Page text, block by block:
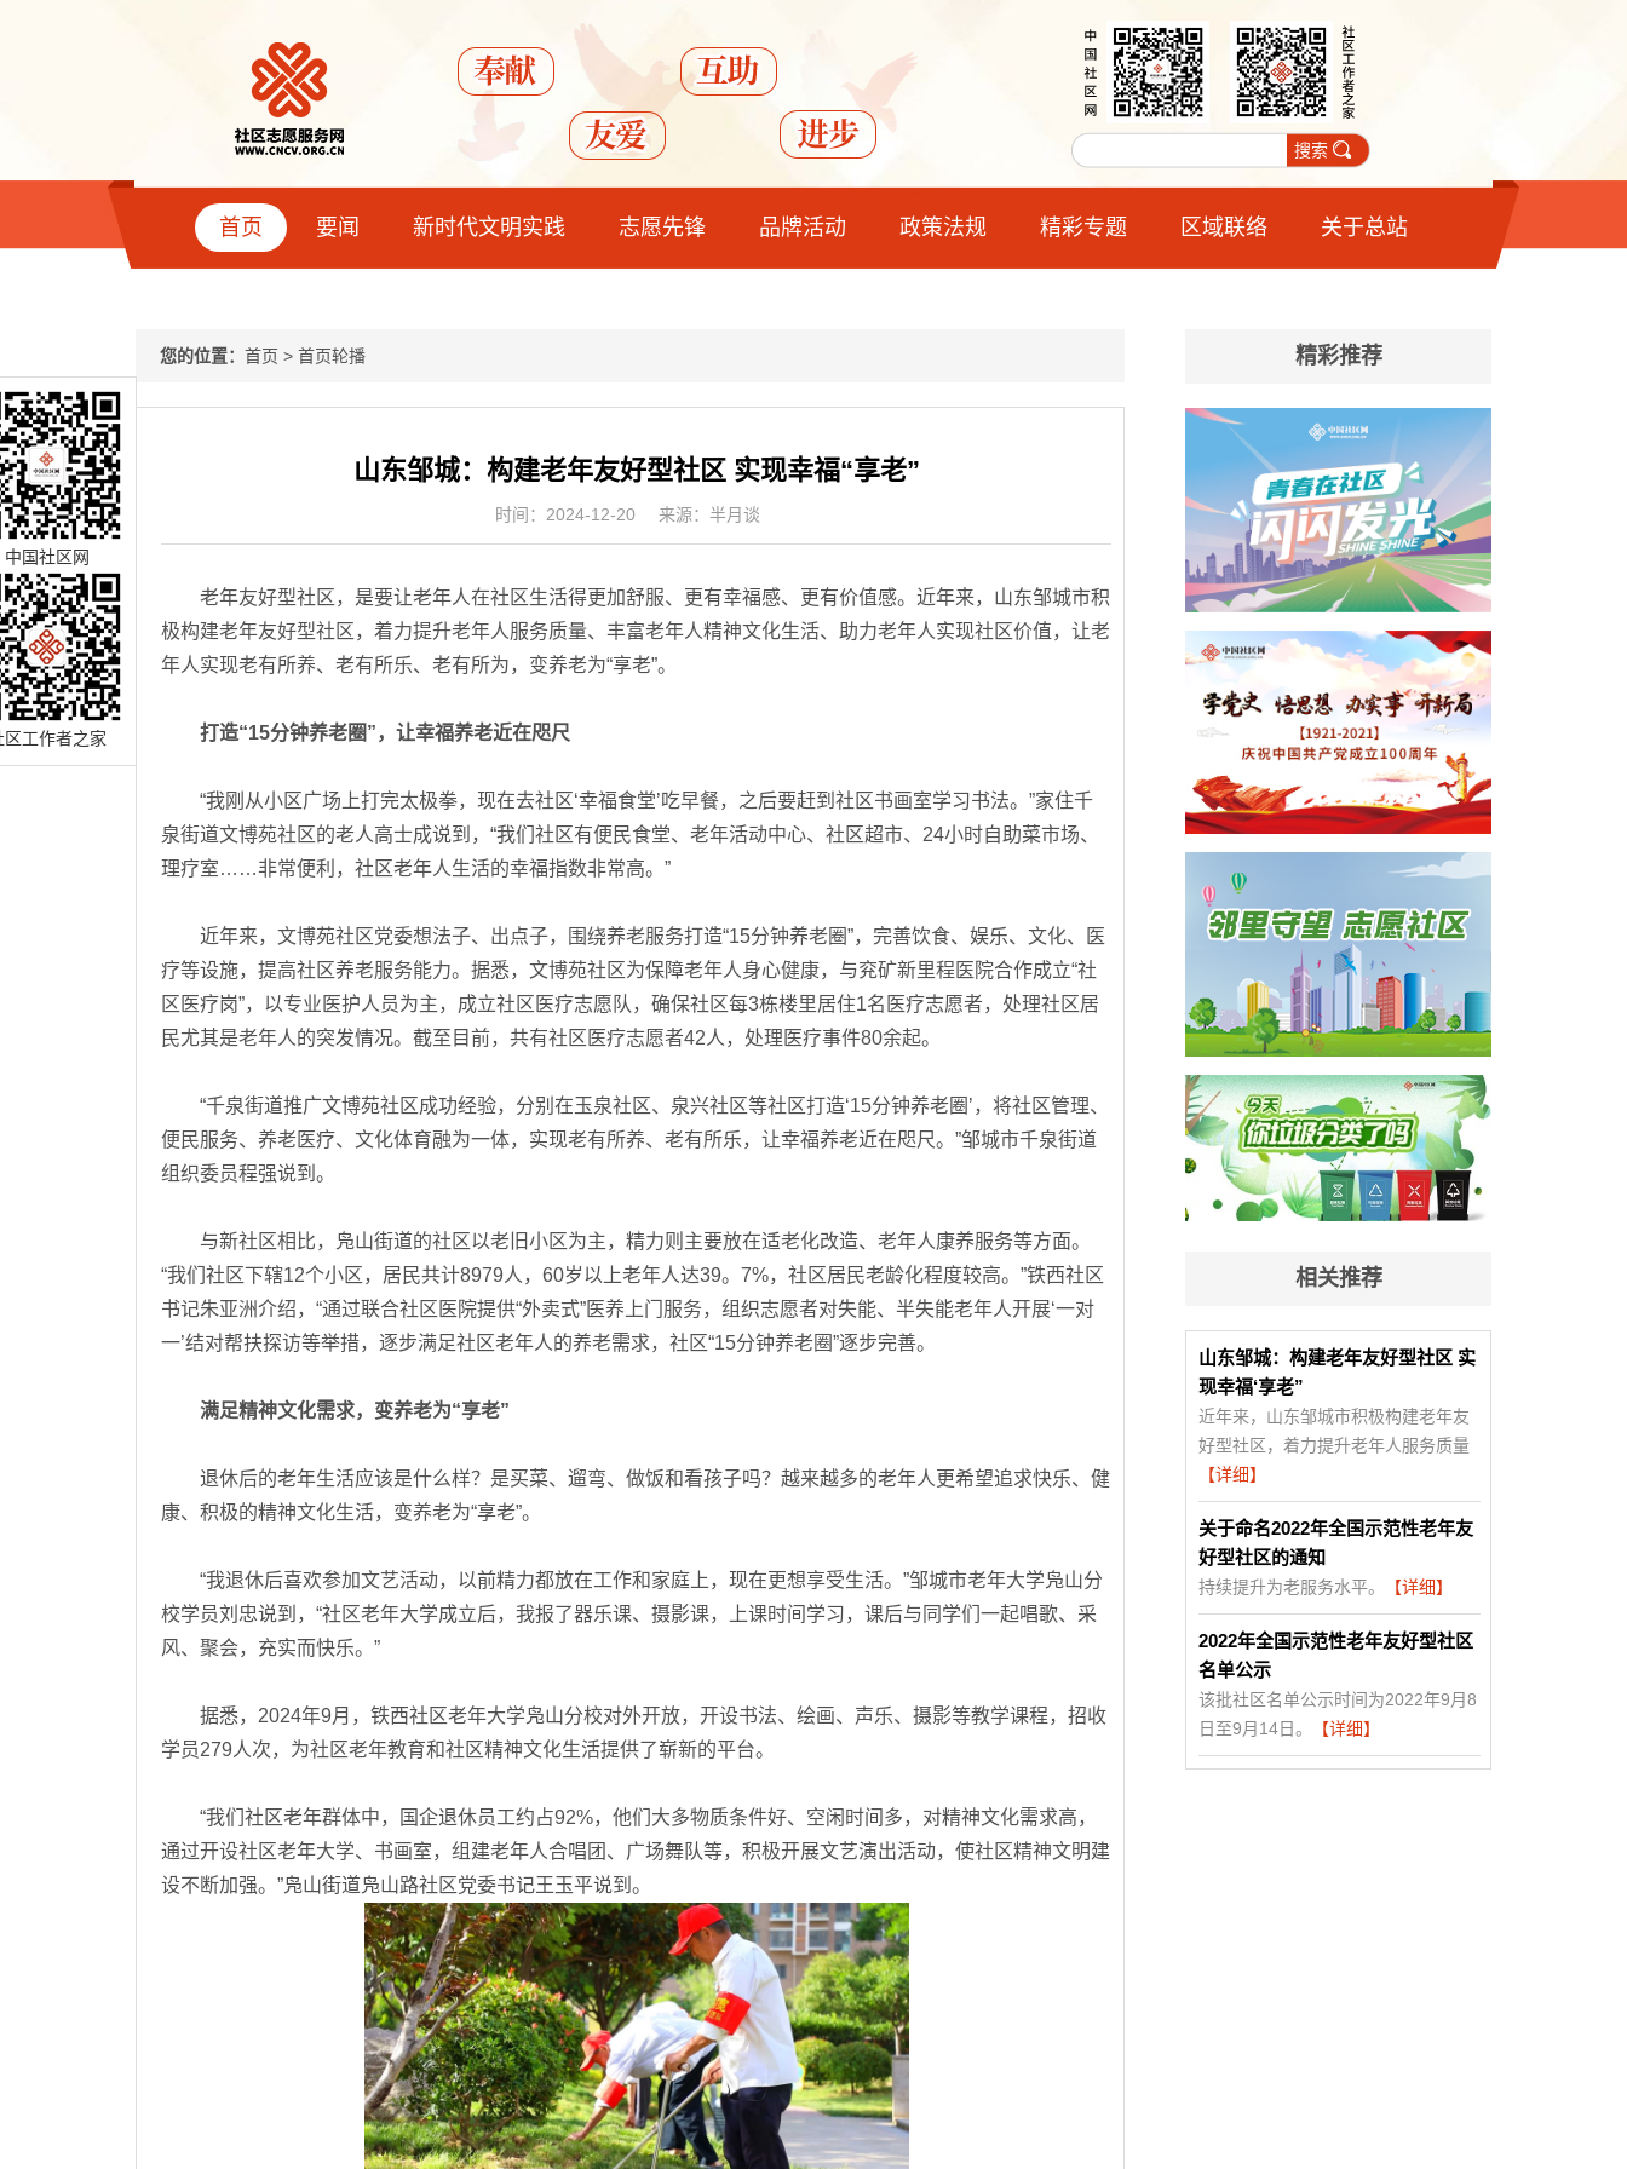
搜索
首页 要闻 新时代文明实践 志愿先锋 品牌活动 政策法规 精彩专题 区域联络 关于总站
您的位置： 首页 > 首页轮播
山东邹城：构建老年友好型社区 实现幸福“享老”
时间：2024-12-20 来源：半月谈
老年友好型社区，是要让老年人在社区生活得更加舒服、更有幸福感、更有价值感。近年来，山东邹城市积
极构建老年友好型社区，着力提升老年人服务质量、丰富老年人精神文化生活、助力老年人实现社区价值，让老
年人实现老有所养、老有所乐、老有所为，变养老为“享老”。
打造“15分钟养老圈”，让幸福养老近在咫尺
“我刚从小区广场上打完太极拳，现在去社区‘幸福食堂’吃早餐，之后要赶到社区书画室学习书法。”家住千
泉街道文博苑社区的老人高士成说到，“我们社区有便民食堂、老年活动中心、社区超市、24小时自助菜市场、
理疗室……非常便利，社区老年人生活的幸福指数非常高。”
近年来，文博苑社区党委想法子、出点子，围绕养老服务打造“15分钟养老圈”，完善饮食、娱乐、文化、医
疗等设施，提高社区养老服务能力。据悉，文博苑社区为保障老年人身心健康，与兖矿新里程医院合作成立“社
区医疗岗”，以专业医护人员为主，成立社区医疗志愿队，确保社区每3栋楼里居住1名医疗志愿者，处理社区居
民尤其是老年人的突发情况。截至目前，共有社区医疗志愿者42人，处理医疗事件80余起。
“千泉街道推广文博苑社区成功经验，分别在玉泉社区、泉兴社区等社区打造‘15分钟养老圈’，将社区管理、
便民服务、养老医疗、文化体育融为一体，实现老有所养、老有所乐，让幸福养老近在咫尺。”邹城市千泉街道
组织委员程强说到。
与新社区相比，凫山街道的社区以老旧小区为主，精力则主要放在适老化改造、老年人康养服务等方面。
“我们社区下辖12个小区，居民共计8979人，60岁以上老年人达39。7%，社区居民老龄化程度较高。”铁西社区
书记朱亚洲介绍，“通过联合社区医院提供“外卖式”医养上门服务，组织志愿者对失能、半失能老年人开展‘一对
一’结对帮扶探访等举措，逐步满足社区老年人的养老需求，社区“15分钟养老圈”逐步完善。
满足精神文化需求，变养老为“享老”
退休后的老年生活应该是什么样？是买菜、遛弯、做饭和看孩子吗？越来越多的老年人更希望追求快乐、健
康、积极的精神文化生活，变养老为“享老”。
“我退休后喜欢参加文艺活动，以前精力都放在工作和家庭上，现在更想享受生活。”邹城市老年大学凫山分
校学员刘忠说到，“社区老年大学成立后，我报了器乐课、摄影课，上课时间学习，课后与同学们一起唱歌、采
风、聚会，充实而快乐。”
据悉，2024年9月，铁西社区老年大学凫山分校对外开放，开设书法、绘画、声乐、摄影等教学课程，招收
学员279人次，为社区老年教育和社区精神文化生活提供了崭新的平台。
“我们社区老年群体中，国企退休员工约占92%，他们大多物质条件好、空闲时间多，对精神文化需求高，
通过开设社区老年大学、书画室，组建老年人合唱团、广场舞队等，积极开展文艺演出活动，使社区精神文明建
设不断加强。”凫山街道凫山路社区党委书记王玉平说到。
精彩推荐
相关推荐
山东邹城：构建老年友好型社区 实
现幸福‘享老”
近年来，山东邹城市积极构建老年友
好型社区，着力提升老年人服务质量
【详细】
关于命名2022年全国示范性老年友
好型社区的通知
持续提升为老服务水平。 【详细】
2022年全国示范性老年友好型社区
名单公示
该批社区名单公示时间为2022年9月8
日至9月14日。
【详细】
中国社区网
区工作者之家